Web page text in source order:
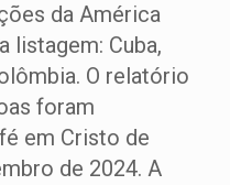
da América
listagem: Cuba,
O relatório
foram
em Cristo de
de 2024. A